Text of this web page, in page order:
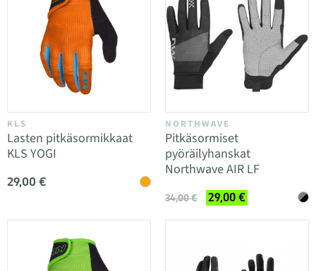
KLS
Lasten pitkäsormikkaat
KLS YOGI
29,00 €
NORTHWAVE
Pitkäsormiset
pyöräilyhanskat
Northwave AIR LF
34,00 € 29,00 €